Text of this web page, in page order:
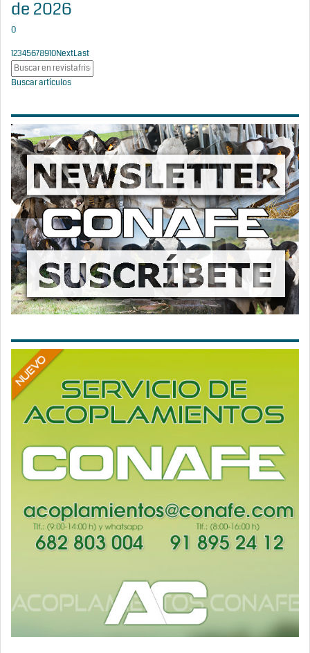
de 2026
0
12345678910NextLast
Buscar artículos